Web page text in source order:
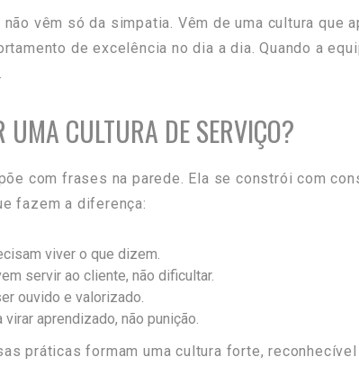
vêm só da simpatia. Vêm de uma cultura que
de excelência no dia a dia. Quando a
UMA CULTURA DE SERVIÇO?
com frases na parede. Ela se constrói com
fazem a diferença:
viver o que dizem.
servir ao cliente, não dificultar.
ouvido e valorizado.
aprendizado, não punição.
práticas formam uma cultura forte,